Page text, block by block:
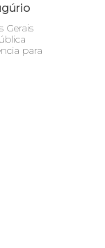
Gerais
para